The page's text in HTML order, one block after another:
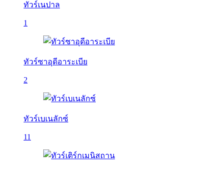
ทัวร์เนปาล
1
ทัวร์ซาอุดีอาระเบีย
2
ทัวร์เบเนลักซ์
11